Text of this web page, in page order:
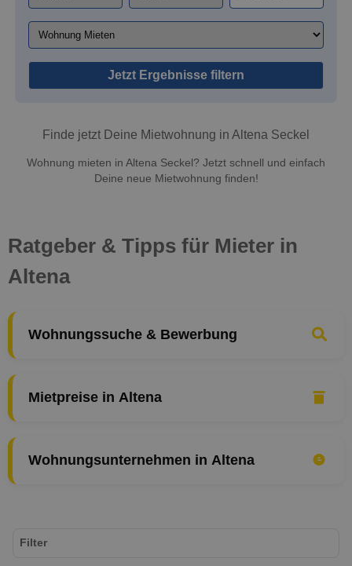
Jetzt Ergebnisse filtern
Finde jetzt Deine Mietwohnung in Altena Seckel
Wohnung mieten in Altena Seckel? Jetzt schnell und einfach
Deine neue Mietwohnung finden!
Ratgeber & Tipps für Mieter in
Altena
Wohnungssuche & Bewerbung
Mietpreise in Altena
Wohnungsunternehmen in Altena
Filter